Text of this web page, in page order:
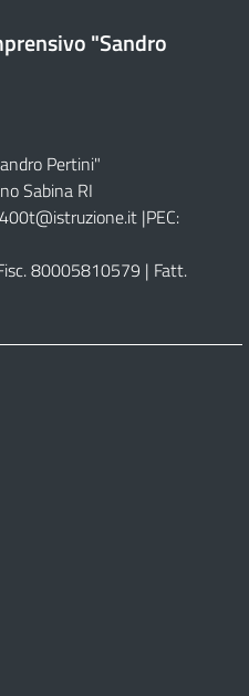
"Sandro
Pertini"
Sabina RI
|PEC:
80005810579 | Fatt.